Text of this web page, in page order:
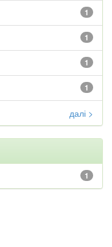
1
1
1
1
далі >
1